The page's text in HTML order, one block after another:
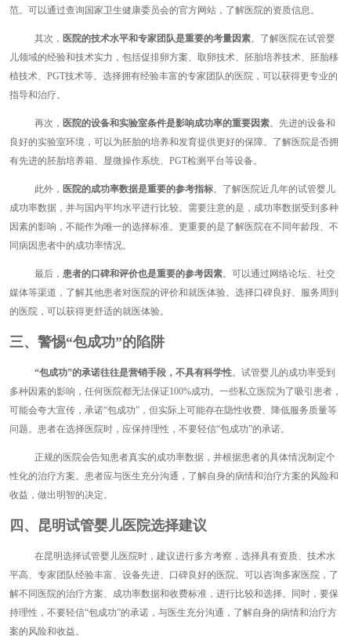
范。可以通过查询国家卫生健康委员会的官方网站，了解医院的资质信息。
其次， 医院的技术水平和专家团队是重要的考量因素。了解医院在试管婴
儿领域的经验和技术实力，包括促排卵方案、取卵技术、胚胎培养技术、胚胎移
植技术、PGT技术等。选择拥有经验丰富的专家团队的医院，可以获得更专业的
指导和治疗。
再次， 医院的设备和实验室条件是影响成功率的重要因素。先进的设备和
良好的实验室环境，可以为胚胎的培养和发育提供更好的保障。了解医院是否拥
有先进的胚胎培养箱、显微操作系统、PGT检测平台等设备。
此外， 医院的成功率数据是重要的参考指标。了解医院近几年的试管婴儿
成功率数据，并与国内平均水平进行比较。需要注意的是，成功率数据受到多种
因素的影响，不能作为唯一的选择标准。更重要的是了解医院在不同年龄段、不
同病因患者中的成功率情况。
最后， 患者的口碑和评价也是重要的参考因素。可以通过网络论坛、社交
媒体等渠道，了解其他患者对医院的评价和就医体验。选择口碑良好、服务周到
的医院，可以获得更舒适的就医体验。
三、警惕“包成功”的陷阱
“包成功”的承诺往往是营销手段，不具有科学性。试管婴儿的成功率受到
多种因素的影响，任何医院都无法保证100%成功。一些私立医院为了吸引患者，
可能会夸大宣传，承诺“包成功”，但实际上可能存在隐性收费、降低服务质量等
问题。患者在选择医院时，应保持理性，不要轻信“包成功”的承诺。
正规的医院会告知患者真实的成功率数据，并根据患者的具体情况制定个
性化的治疗方案。患者应与医生充分沟通，了解自身的病情和治疗方案的风险和
收益，做出明智的决定。
四、昆明试管婴儿医院选择建议
在昆明选择试管婴儿医院时，建议进行多方考察，选择具有资质、技术水
平高、专家团队经验丰富、设备先进、口碑良好的医院。可以咨询多家医院，了
解不同医院的治疗方案、成功率数据和收费标准，进行比较和选择。同时，要保
持理性，不要轻信“包成功”的承诺，与医生充分沟通，了解自身的病情和治疗方
案的风险和收益。